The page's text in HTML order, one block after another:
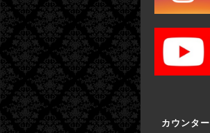
カウンター